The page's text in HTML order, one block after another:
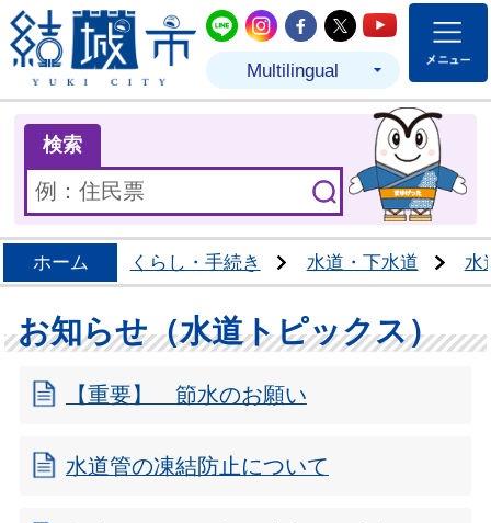
結城市公式LINE
結城市公式Instagram
結城市公式
結城市公式
結城市
Multilingual
検索
ホーム くらし・手続き 水道・下水道 水
お知らせ（水道トピックス）
【重要】 節水のお願い
水道管の凍結防止について